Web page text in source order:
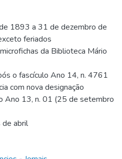
1893 a 31 de dezembro de
feriados
da Biblioteca Mário
o fascículo Ano 14, n. 4761
com nova designação
Ano 13, n. 01 (25 de setembro
de abril